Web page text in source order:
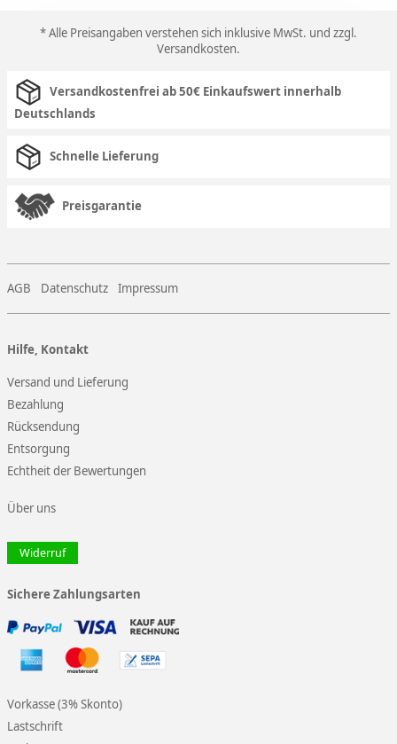
* Alle Preisangaben verstehen sich inklusive MwSt. und zzgl.
Versandkosten.
Versandkostenfrei ab 50€ Einkaufswert innerhalb
Deutschlands
Schnelle Lieferung
Preisgarantie
AGB Datenschutz Impressum
Hilfe, Kontakt
Versand und Lieferung
Bezahlung
Rücksendung
Entsorgung
Echtheit der Bewertungen
Über uns
Widerruf
Sichere Zahlungsarten
Vorkasse (3% Skonto)
Lastschrift